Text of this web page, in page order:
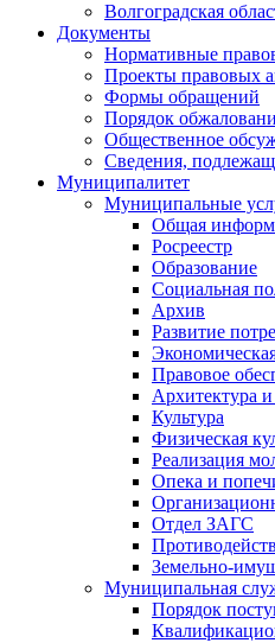
Волгоградская
Документы
Нормативные
Проекты правовых
Формы обращений
Порядок
Общественное
Сведения,
Муниципалитет
Муниципальные
Общая
Росреестр
Образование
Социальная
Архив
Развитие
Правовое
Архитектура и
Культура
Физическая
Реализация
Опека и
Отдел ЗАГС
Земельно-
Муниципальная
Порядок